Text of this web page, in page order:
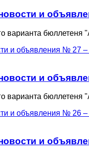
и
варианта бюллетеня
и
варианта бюллетеня
и